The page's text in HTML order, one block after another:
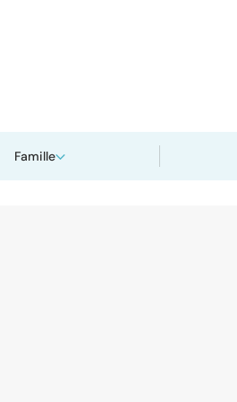
Famille